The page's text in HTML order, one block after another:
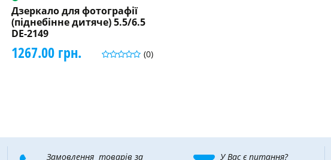
Дзеркало для фотографії
(піднебінне дитяче) 5.5/6.5
DE-2149
(0)
1267.00 грн.
Замовлення товарів за
У Вас є питання?